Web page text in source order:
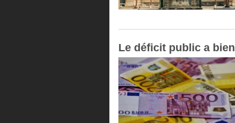
Le déficit public a